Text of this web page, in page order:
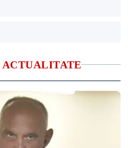
ACTUALITATE